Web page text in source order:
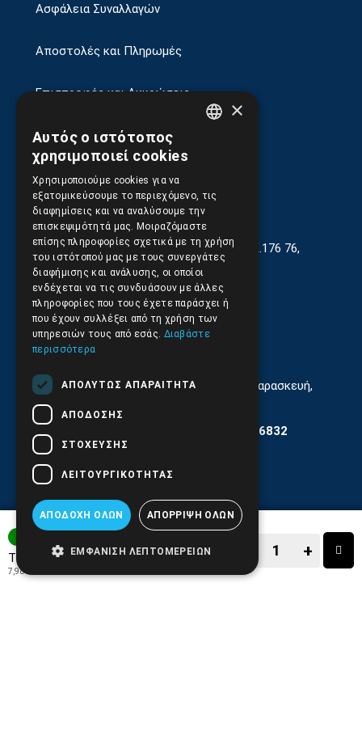
Τιμή: 9,90€
7,98€
+
Ασφάλεια Συναλλαγών
Αποστολές και Πληρωμές
Επιστροφές και Ακυρώσεις
Γεωργίου Κρέμου 13-17, Καλλιθέα, Τ.Κ.176 76,
Αθήνα, Ελλάδα
210.9566.401(11.30-17.00)
210.9566.402
Email:info@pds.com.gr
Εξυπηρέτηση Κοινού Δευτέρα έως Παρασκευή,
Αρ. ΓΕΜΗ 6204101000 | Αρ. ΕΜΠΑ 6832
×
Αυτός ο ιστότοπος
χρησιμοποιεί cookies
Χρησιμοποιούμε cookies για να
εξατομικεύσουμε το περιεχόμενο, τις
διαφημίσεις και να αναλύσουμε την
επισκεψιμότητά μας. Μοιραζόμαστε
επίσης πληροφορίες σχετικά με τη χρήση
του ιστότοπού μας με τους συνεργάτες
διαφήμισης και ανάλυσης, οι οποίοι
ενδέχεται να τις συνδυάσουν με άλλες
πληροφορίες που τους έχετε παράσχει ή
που έχουν συλλέξει από τη χρήση των
υπηρεσιών τους από εσάς. Διαβάστε
περισσότερα
ΑΠΟΛΎΤΩΣ ΑΠΑΡΑΊΤΗΤΑ
ΑΠΌΔΟΣΗΣ
ΣΤΌΧΕΥΣΗΣ
ΛΕΙΤΟΥΡΓΙΚΌΤΗΤΑΣ
ΑΠΟΔΟΧΉ ΌΛΩΝ ΑΠΌΡΡΙΨΗ ΌΛΩΝ
ΕΜΦΆΝΙΣΗ ΛΕΠΤΟΜΕΡΕΙΏΝ